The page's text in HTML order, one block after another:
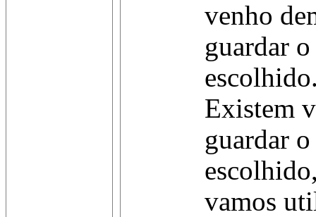
venho
guardar
Existem
guardar
vamos